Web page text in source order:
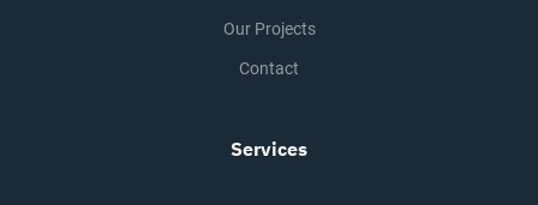
Our Projects
Contact
Services